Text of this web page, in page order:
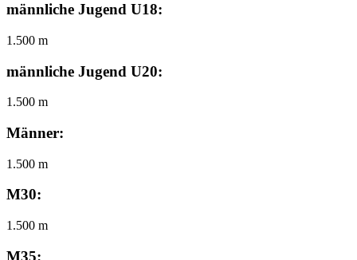
männliche Jugend U18:
1.500 m
männliche Jugend U20:
1.500 m
Männer:
1.500 m
M30:
1.500 m
M35: